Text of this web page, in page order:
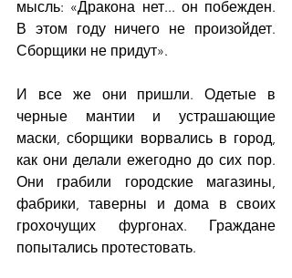
мысль: «Дракона нет... он побежден.
В этом году ничего не произойдет.
Сборщики не придут».
И все же они пришли. Одетые в
черные мантии и устрашающие
маски, сборщики ворвались в город,
как они делали ежегодно до сих пор.
Они грабили городские магазины,
фабрики, таверны и дома в своих
грохочущих фургонах. Граждане
попытались протестовать.